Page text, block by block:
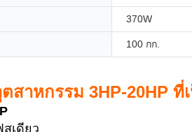
370W
100 กก.
ตสาหกรรม 3HP-20HP
เดียว